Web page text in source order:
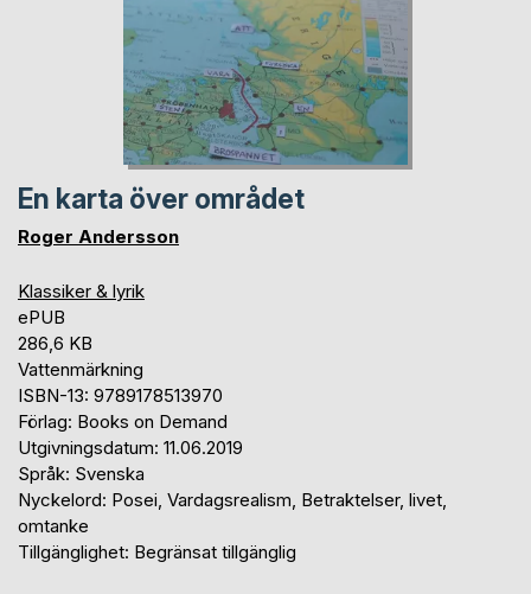
En karta över området
Roger Andersson
Klassiker & lyrik
ePUB
286,6 KB
Vattenmärkning
ISBN-13: 9789178513970
Förlag: Books on Demand
Utgivningsdatum: 11.06.2019
Språk: Svenska
Nyckelord: Posei, Vardagsrealism, Betraktelser, livet,
omtanke
Tillgänglighet: Begränsat tillgänglig